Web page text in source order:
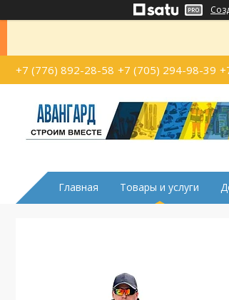
+7 (776) 892-28-58 +7 (705) 294-98-39
Главная Товары и услуги